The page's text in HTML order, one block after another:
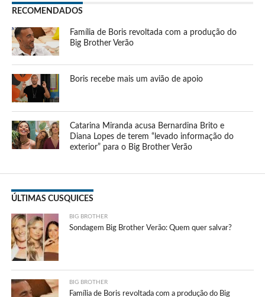
RECOMENDADOS
Família de Boris revoltada com a produção do
Big Brother Verão
Boris recebe mais um avião de apoio
Catarina Miranda acusa Bernardina Brito e
Diana Lopes de terem “levado informação do
exterior” para o Big Brother Verão
ÚLTIMAS CUSQUICES
BIG BROTHER
Sondagem Big Brother Verão: Quem quer salvar?
BIG BROTHER
Família de Boris revoltada com a produção do Big